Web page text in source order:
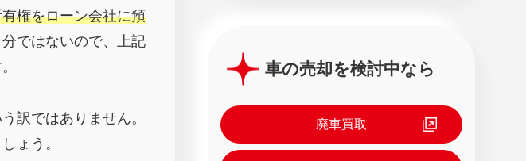
権をローン会社に預
ではないので、上記
訳ではありません。
ょう。
車の売却を検討中なら
廃車買取